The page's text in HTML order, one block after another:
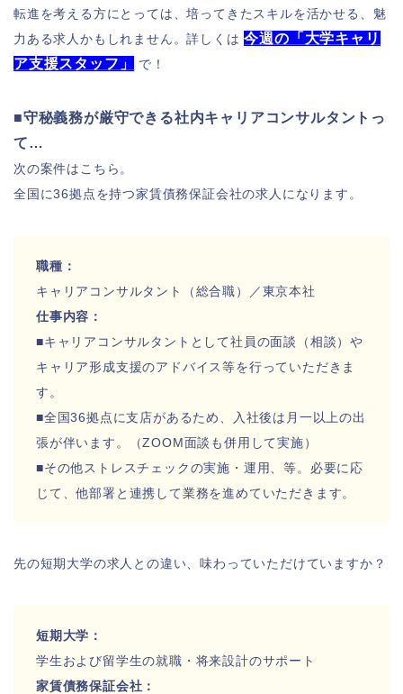
転進を考える方にとっては、培ってきたスキルを活かせる、魅
力ある求人かもしれません。詳しくは 今週の「大学キャリ
ア支援スタッフ 」 で！
■守秘義務が厳守できる社内キャリアコンサルタントっ
て…
次の案件はこちら。
全国に36拠点を持つ家賃債務保証会社の求人になります。
職種：
キャリアコンサルタント（総合職）／東京本社
仕事内容：
■キャリアコンサルタントとして社員の面談（相談）や
キャリア形成支援のアドバイス等を行っていただきま
す。
■全国36拠点に支店があるため、入社後は月一以上の出
張が伴います。（ZOOM面談も併用して実施）
■その他ストレスチェックの実施・運用、等。必要に応
じて、他部署と連携して業務を進めていただきます。
先の短期大学の求人との違い、味わっていただけていますか？
短期大学：
学生および留学生の就職・将来設計のサポート
家賃債務保証会社：